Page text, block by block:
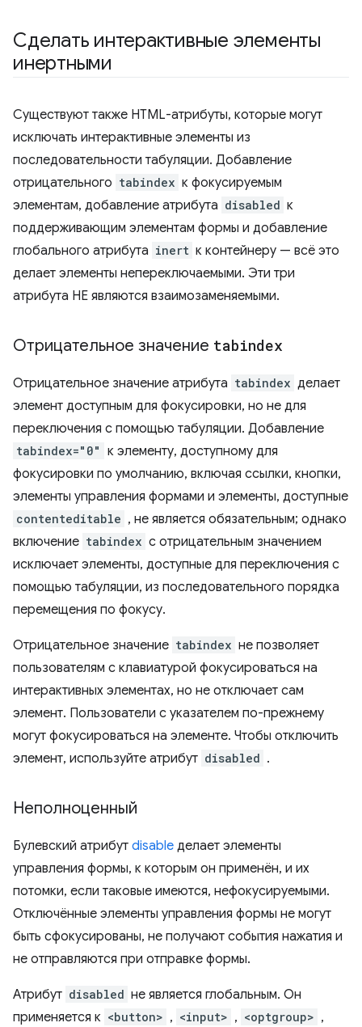
Сделать интерактивные элементы
инертными
Существуют также HTML-атрибуты, которые могут
исключать интерактивные элементы из
последовательности табуляции. Добавление
отрицательного tabindex к фокусируемым
элементам, добавление атрибута disabled к
поддерживающим элементам формы и добавление
глобального атрибута inert к контейнеру — всё это
делает элементы непереключаемыми. Эти три
атрибута НЕ являются взаимозаменяемыми.
Отрицательное значение tabindex
Отрицательное значение атрибута tabindex делает
элемент доступным для фокусировки, но не для
переключения с помощью табуляции. Добавление
tabindex="0" к элементу, доступному для
фокусировки по умолчанию, включая ссылки, кнопки,
элементы управления формами и элементы, доступные
contenteditable , не является обязательным; однако
включение tabindex с отрицательным значением
исключает элементы, доступные для переключения с
помощью табуляции, из последовательного порядка
перемещения по фокусу.
Отрицательное значение tabindex не позволяет
пользователям с клавиатурой фокусироваться на
интерактивных элементах, но не отключает сам
элемент. Пользователи с указателем по-прежнему
могут фокусироваться на элементе. Чтобы отключить
элемент, используйте атрибут disabled .
Неполноценный
Булевский атрибут disable делает элементы
управления формы, к которым он применён, и их
потомки, если таковые имеются, нефокусируемыми.
Отключённые элементы управления формы не могут
быть сфокусированы, не получают события нажатия и
не отправляются при отправке формы.
Атрибут disabled не является глобальным. Он
применяется к <button> , <input> , <optgroup> ,